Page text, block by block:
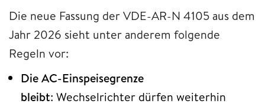
Die neue Fassung der VDE-AR-N 4105 aus dem
Jahr 2026 sieht unter anderem folgende
Regeln vor:
Die AC-Einspeisegrenze
bleibt: Wechselrichter dürfen weiterhin